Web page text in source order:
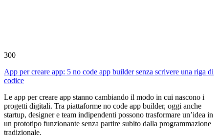
300
App per creare app: 5 no code app builder senza scrivere una riga di
codice
Le app per creare app stanno cambiando il modo in cui nascono i
progetti digitali. Tra piattaforme no code app builder, oggi anche
startup, designer e team indipendenti possono trasformare un’idea in
un prototipo funzionante senza partire subito dalla programmazione
tradizionale.